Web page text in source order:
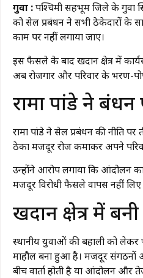
गुवा :पश्चिमी सिंहभूम जिले के गुवा
को सेल प्रबंधन ने सभी ठेकेदारों के
काम पर नहीं लगाया जाए।
इस फैसले के बाद खदान क्षेत्र में
अब रोजगार और परिवार के भरण-
रामा पांडे ने
रामा पांडे ने सेल प्रबंधन की नीति
ठेका मजदूर रोज कमाकर अपने
उन्होंने आरोप लगाया कि आंदोलन का
मजदूर विरोधी फैसले वापस नहीं
खदान क्षेत्र में
स्थानीय युवाओं की बहाली को लेकर
माहौल बना हुआ है। मजदूर संगठनों
बीच वार्ता होती है या आंदोलन और